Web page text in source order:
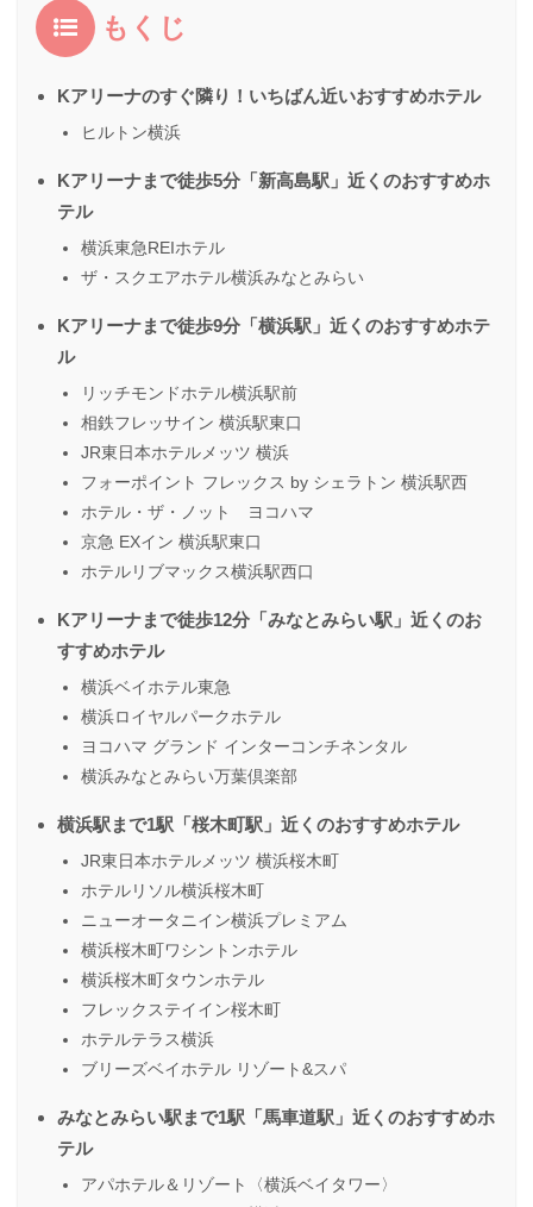
もくじ
Kアリーナのすぐ隣り！いちばん近いおすすめホテル
ヒルトン横浜
Kアリーナまで徒歩5分「新高島駅」近くのおすすめホ
テル
横浜東急REIホテル
ザ・スクエアホテル横浜みなとみらい
Kアリーナまで徒歩9分「横浜駅」近くのおすすめホテ
ル
リッチモンドホテル横浜駅前
相鉄フレッサイン 横浜駅東口
JR東日本ホテルメッツ 横浜
フォーポイント フレックス by シェラトン 横浜駅西
ホテル・ザ・ノット ヨコハマ
京急 EXイン 横浜駅東口
ホテルリブマックス横浜駅西口
Kアリーナまで徒歩12分「みなとみらい駅」近くのお
すすめホテル
横浜ベイホテル東急
横浜ロイヤルパークホテル
ヨコハマ グランド インターコンチネンタル
横浜みなとみらい万葉倶楽部
横浜駅まで1駅「桜木町駅」近くのおすすめホテル
JR東日本ホテルメッツ 横浜桜木町
ホテルリソル横浜桜木町
ニューオータニイン横浜プレミアム
横浜桜木町ワシントンホテル
横浜桜木町タウンホテル
フレックステイイン桜木町
ホテルテラス横浜
ブリーズベイホテル リゾート&スパ
みなとみらい駅まで1駅「馬車道駅」近くのおすすめホ
テル
アパホテル＆リゾート〈横浜ベイタワー〉